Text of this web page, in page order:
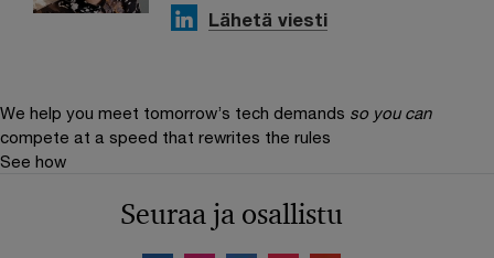
Lähetä viesti
We help you meet tomorrow’s tech demands so you can
compete at a speed that rewrites the rules
See how
Seuraa ja osallistu